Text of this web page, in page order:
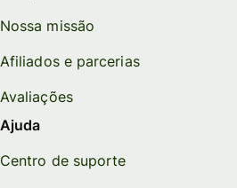
Nossa missão
Afiliados e parcerias
Avaliações
Ajuda
Centro de suporte